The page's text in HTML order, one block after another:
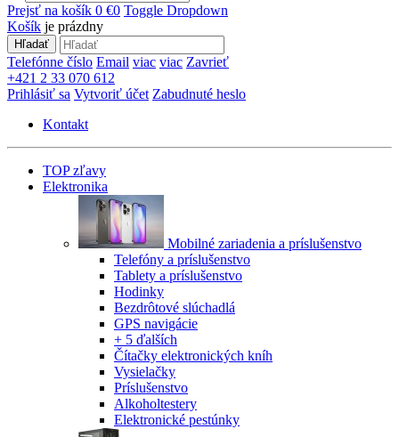
Prejsť na košík 0 €0 Toggle Dropdown
Košík je prázdny
Hľadať
Telefónne číslo Email viac viac Zavrieť
+421 2 33 070 612
Prihlásiť sa Vytvoriť účet Zabudnuté heslo
Kontakt
TOP zľavy
Elektronika
Mobilné zariadenia a príslušenstvo
Telefóny a príslušenstvo
Tablety a príslušenstvo
Hodinky
Bezdrôtové slúchadlá
GPS navigácie
+ 5 ďalších
Čítačky elektronických kníh
Vysielačky
Príslušenstvo
Alkoholtestery
Elektronické pestúnky